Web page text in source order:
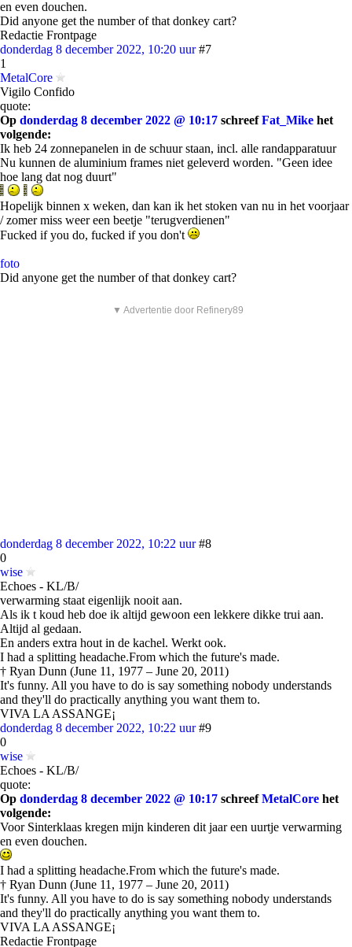
en even douchen.
Did anyone get the number of that donkey cart?
Redactie Frontpage
donderdag 8 december 2022, 10:20 uur #7
1
MetalCore
Vigilo Confido
quote:
Op donderdag 8 december 2022 @ 10:17 schreefFat_Mike het
volgende:
Ik heb 24 zonnepanelen in de schuur staan, incl. alle randapparatuur
Nu kunnen de aluminium frames niet geleverd worden. "Geen idee
hoe lang dat nog duurt"
Hopelijk binnen x weken, dan kan ik het stoken van nu in het voorjaar
/ zomer miss weer een beetje "terugverdienen"
Fucked if you do, fucked if you don't
foto
Did anyone get the number of that donkey cart?
▼ Advertentie door Refinery89
donderdag 8 december 2022, 10:22 uur #8
0
wise
Echoes - KL/B/
verwarming staat eigenlijk nooit aan.
Als ik t koud heb doe ik altijd gewoon een lekkere dikke trui aan.
Altijd al gedaan.
En anders extra hout in de kachel. Werkt ook.
I had a splitting headache.From which the future's made.
† Ryan Dunn (June 11, 1977 – June 20, 2011)
It's funny. All you have to do is say something nobody understands
and they'll do practically anything you want them to.
VIVA LA ASSANGE¡
donderdag 8 december 2022, 10:22 uur #9
0
wise
Echoes - KL/B/
quote:
Op donderdag 8 december 2022 @ 10:17 schreefMetalCore het
volgende:
Voor Sinterklaas kregen mijn kinderen dit jaar een uurtje verwarming
en even douchen.
I had a splitting headache.From which the future's made.
† Ryan Dunn (June 11, 1977 – June 20, 2011)
It's funny. All you have to do is say something nobody understands
and they'll do practically anything you want them to.
VIVA LA ASSANGE¡
Redactie Frontpage